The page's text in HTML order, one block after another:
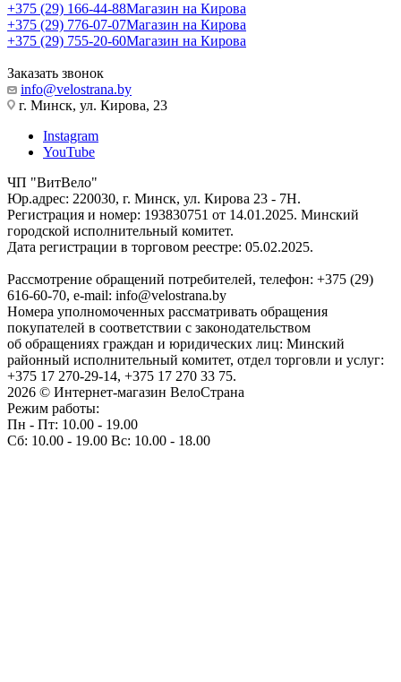
+375 (29) 166-44-88Магазин на Кирова
+375 (29) 776-07-07Магазин на Кирова
+375 (29) 755-20-60Магазин на Кирова
Заказать звонок
info@velostrana.by
г. Минск, ул. Кирова, 23
Instagram
YouTube
ЧП "ВитВело"
Юр.адрес: 220030, г. Минск, ул. Кирова 23 - 7Н.
Регистрация и номер: 193830751 от 14.01.2025. Минский
городской исполнительный комитет.
Дата регистрации в торговом реестре: 05.02.2025.
Рассмотрение обращений потребителей, телефон: +375 (29)
616-60-70, e-mail: info@velostrana.by
Номера уполномоченных рассматривать обращения
покупателей в соответствии с законодательством
об обращениях граждан и юридических лиц: Минский
районный исполнительный комитет, отдел торговли и услуг:
+375 17 270-29-14, +375 17 270 33 75.
2026 © Интернет-магазин ВелоСтрана
Режим работы:
Пн - Пт: 10.00 - 19.00
Сб: 10.00 - 19.00 Вс: 10.00 - 18.00